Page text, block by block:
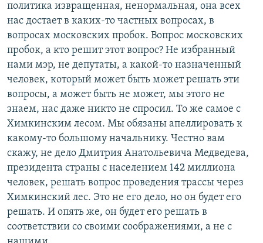
политика извращенная, ненормальная, она всех
нас достает в каких-то частных вопросах, в
вопросах московских пробок. Вопрос московских
пробок, а кто решит этот вопрос? Не избранный
нами мэр, не депутаты, а какой-то назначенный
человек, который может быть может решать эти
вопросы, а может быть не может, мы этого не
знаем, нас даже никто не спросил. То же самое с
Химкинским лесом. Мы обязаны апеллировать к
какому-то большому начальнику. Честно вам
скажу, не дело Дмитрия Анатольевича Медведева,
президента страны с населением 142 миллиона
человек, решать вопрос проведения трассы через
Химкинский лес. Это не его дело, но он будет его
решать. И опять же, он будет его решать в
соответствии со своими соображениями, а не с